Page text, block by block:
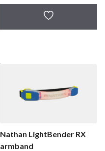
Nathan LightBender RX
armband